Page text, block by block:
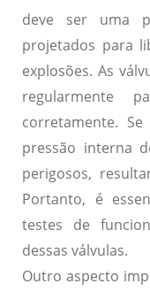
deve ser uma
projetados para
explosões. As
regularmente
corretamente.
pressão interna
perigosos,
Portanto, é
testes de
dessas válvulas.
Outro aspecto